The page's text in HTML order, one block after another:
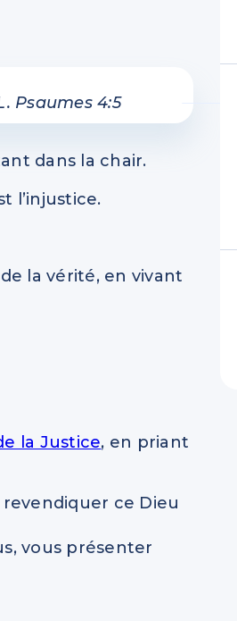
Psaumes 4:5
dans la chair.
l’injustice.
la vérité, en vivant
la Justice, en priant
revendiquer ce Dieu
vous présenter